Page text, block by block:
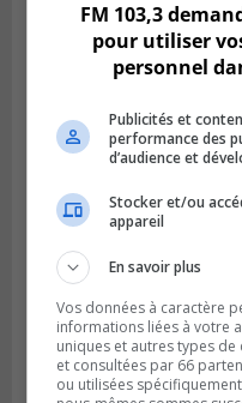
Publié le 6 juillet 2026 à
Climat Québec
pour
FM 103,3
pour utiliser
personnel
Publicités et
performance des
d’audience et
Stocker et/ou
appareil
En savoir plus
Vos données à caractère
informations liées à votre
uniques et autres types
et consultées par 66
ou utilisées